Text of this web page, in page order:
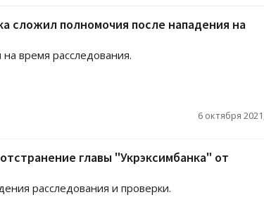
сложил полномочия после нападения на
время расследования.
6 октября
главы "Укрэксимбанка" от
расследования и проверки.